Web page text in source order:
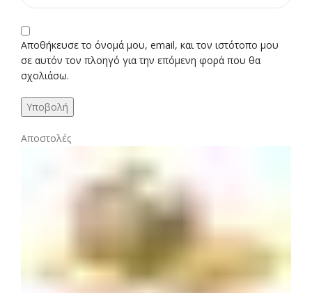
Αποθήκευσε το όνομά μου, email, και τον ιστότοπο μου
σε αυτόν τον πλοηγό για την επόμενη φορά που θα
σχολιάσω.
Αποστολές